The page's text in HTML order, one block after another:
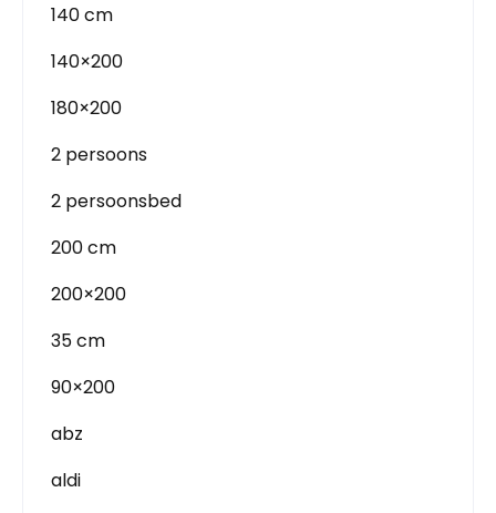
140 cm
140×200
180×200
2 persoons
2 persoonsbed
200 cm
200×200
35 cm
90×200
abz
aldi